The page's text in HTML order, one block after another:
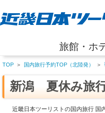
旅館・ホ
TOP ＞ 国内旅行予約TOP（北陸発） ＞
新潟 夏休み旅行
近畿日本ツーリストの国内旅行